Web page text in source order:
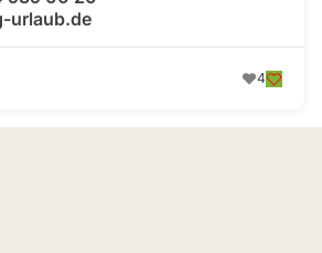
urlaub.de
4